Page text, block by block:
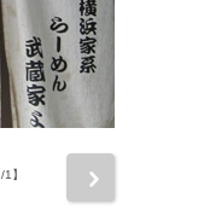
/1】